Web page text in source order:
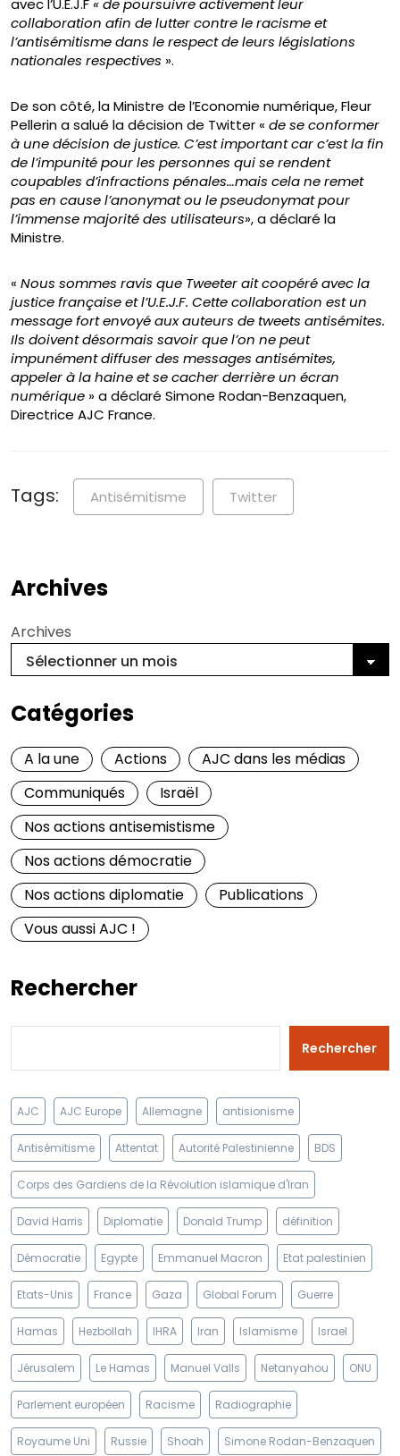
avec l’U.E.J.F« de poursuivre activement leur
collaboration afin de lutter contre le racisme et
l’antisémitisme dans le respect de leurs législations
nationales respectives ».
De son côté, la Ministre de l’Economie numérique, Fleur
Pellerin a salué la décision de Twitter « de se conformer
à une décision de justice. C’est important car c’est la fin
de l’impunité pour les personnes qui se rendent
coupables d’infractions pénales…mais cela ne remet
pas en cause l’anonymat ou le pseudonymat pour
l’immense majorité des utilisateurs», a déclaré la
Ministre.
« Nous sommes ravis que Tweeter ait coopéré avec la
justice française et l’U.E.J.F. Cette collaboration est un
message fort envoyé aux auteurs de tweets antisémites.
Ils doivent désormais savoir que l’on ne peut
impunément diffuser des messages antisémites,
appeler à la haine et se cacher derrière un écran
numérique » a déclaré Simone Rodan-Benzaquen,
Directrice AJC France.
Tags: Antisémitisme Twitter
Archives
Archives
Catégories
A la une Actions
AJC dans les médias
Communiqués
Israël
Nos actions antisemistisme
Nos actions démocratie
Nos actions diplomatie
Publications
Vous aussi AJC !
Rechercher
Rechercher
AJC AJC Europe Allemagne antisionisme
Antisémitisme Attentat Autorité Palestinienne BDS
Corps des Gardiens de la Révolution islamique d'Iran
David Harris Diplomatie Donald Trump définition
Démocratie Egypte Emmanuel Macron Etat palestinien
Etats-Unis France Gaza Global Forum Guerre
Hamas Hezbollah IHRA Iran Islamisme Israel
Jérusalem Le Hamas Manuel Valls Netanyahou ONU
Parlement européen Racisme Radiographie
Royaume Uni Russie Shoah Simone Rodan-Benzaquen